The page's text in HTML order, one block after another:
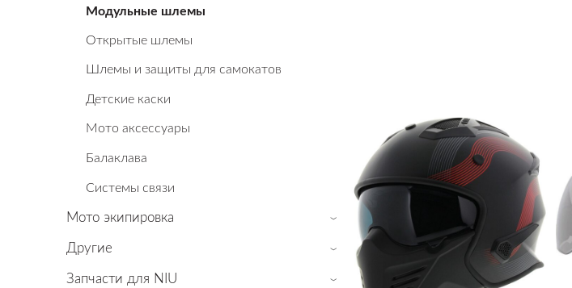
Mодульные шлемы
Oткрытые шлемы
Шлемы и защиты для самокатов
Детские каски
Мото аксессуары
Балаклава
Cистемы связи
Мото экипировка ›
Другие ›
Запчасти для NIU ›